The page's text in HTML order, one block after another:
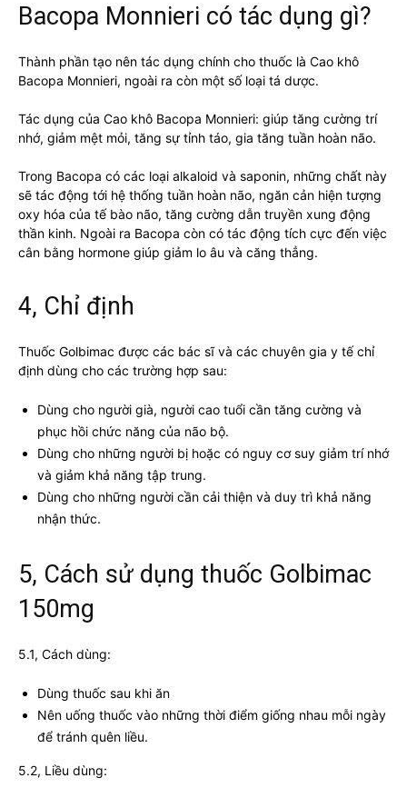
Bacopa Monnieri có tác dụng gì?
Thành phần tạo nên tác dụng chính cho thuốc là Cao khô
Bacopa Monnieri, ngoài ra còn một số loại tá dược.
Tác dụng của Cao khô Bacopa Monnieri: giúp tăng cường trí
nhớ, giảm mệt mỏi, tăng sự tỉnh táo, gia tăng tuần hoàn não.
Trong Bacopa có các loại alkaloid và saponin, những chất này
sẽ tác động tới hệ thống tuần hoàn não, ngăn cản hiện tượng
oxy hóa của tế bào não, tăng cường dẫn truyền xung động
thần kinh. Ngoài ra Bacopa còn có tác động tích cực đến việc
cân bằng hormone giúp giảm lo âu và căng thẳng.
4, Chỉ định
Thuốc Golbimac được các bác sĩ và các chuyên gia y tế chỉ
định dùng cho các trường hợp sau:
Dùng cho người già, người cao tuổi cần tăng cường và
phục hồi chức năng của não bộ.
Dùng cho những người bị hoặc có nguy cơ suy giảm trí nhớ
và giảm khả năng tập trung.
Dùng cho những người cần cải thiện và duy trì khả năng
nhận thức.
5, Cách sử dụng thuốc Golbimac
150mg
5.1, Cách dùng:
Dùng thuốc sau khi ăn
Nên uống thuốc vào những thời điểm giống nhau mỗi ngày
để tránh quên liều.
5.2, Liều dùng: